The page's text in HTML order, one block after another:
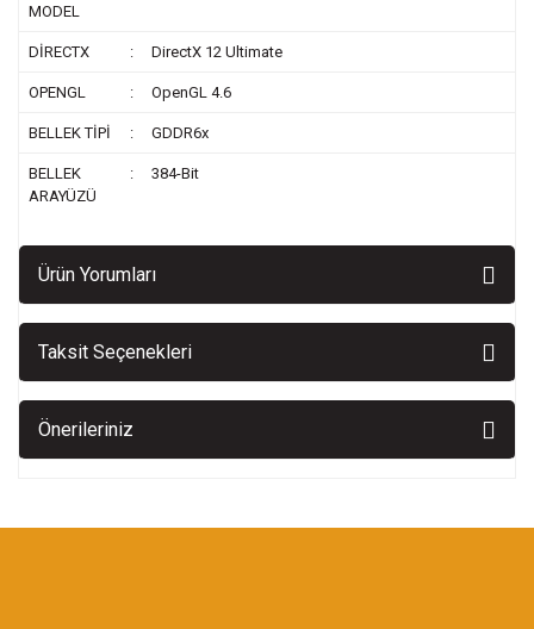
MODEL
DİRECTX : DirectX 12 Ultimate
OPENGL : OpenGL 4.6
BELLEK TİPİ : GDDR6x
BELLEK
ARAYÜZÜ
: 384-Bit
Ürün Yorumları
Taksit Seçenekleri
Önerileriniz